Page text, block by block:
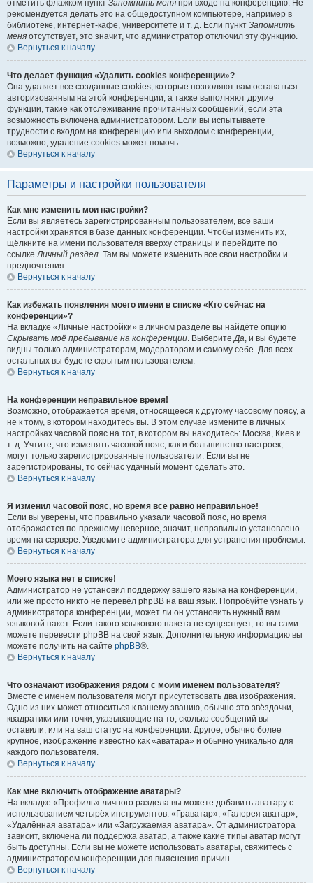
отметить флажком пункт Запомнить меня при входе на конференцию. Не
рекомендуется делать это на общедоступном компьютере, например в
библиотеке, интернет-кафе, университете и т. д. Если пункт Запомнить
меня отсутствует, это значит, что администратор отключил эту функцию.
Вернуться к началу
Что делает функция «Удалить cookies конференции»?
Она удаляет все созданные cookies, которые позволяют вам оставаться
авторизованным на этой конференции, а также выполняют другие
функции, такие как отслеживание прочитанных сообщений, если эта
возможность включена администратором. Если вы испытываете
трудности с входом на конференцию или выходом с конференции,
возможно, удаление cookies может помочь.
Вернуться к началу
Параметры и настройки пользователя
Как мне изменить мои настройки?
Если вы являетесь зарегистрированным пользователем, все ваши
настройки хранятся в базе данных конференции. Чтобы изменить их,
щёлкните на имени пользователя вверху страницы и перейдите по
ссылкеЛичный раздел. Там вы можете изменить все свои настройки и
предпочтения.
Вернуться к началу
Как избежать появления моего имени в списке «Кто сейчас на
конференции»?
На вкладке «Личные настройки» в личном разделе вы найдёте опцию
Скрывать моё пребывание на конференции. ВыберитеДа, и вы будете
видны только администраторам, модераторам и самому себе. Для всех
остальных вы будете скрытым пользователем.
Вернуться к началу
На конференции неправильное время!
Возможно, отображается время, относящееся к другому часовому поясу, а
не к тому, в котором находитесь вы. В этом случае измените в личных
настройках часовой пояс на тот, в котором вы находитесь: Москва, Киев и
т. д. Учтите, что изменять часовой пояс, как и большинство настроек,
могут только зарегистрированные пользователи. Если вы не
зарегистрированы, то сейчас удачный момент сделать это.
Вернуться к началу
Я изменил часовой пояс, но время всё равно неправильное!
Если вы уверены, что правильно указали часовой пояс, но время
отображается по-прежнему неверное, значит, неправильно установлено
время на сервере. Уведомите администратора для устранения проблемы.
Вернуться к началу
Моего языка нет в списке!
Администратор не установил поддержку вашего языка на конференции,
или же просто никто не перевёл phpBB на ваш язык. Попробуйте узнать у
администратора конференции, может ли он установить нужный вам
языковой пакет. Если такого языкового пакета не существует, то вы сами
можете перевести phpBB на свой язык. Дополнительную информацию вы
можете получить на сайте phpBB®.
Вернуться к началу
Что означают изображения рядом с моим именем пользователя?
Вместе с именем пользователя могут присутствовать два изображения.
Одно из них может относиться к вашему званию, обычно это звёздочки,
квадратики или точки, указывающие на то, сколько сообщений вы
оставили, или на ваш статус на конференции. Другое, обычно более
крупное, изображение известно как «аватара» и обычно уникально для
каждого пользователя.
Вернуться к началу
Как мне включить отображение аватары?
На вкладке «Профиль» личного раздела вы можете добавить аватару с
использованием четырёх инструментов: «Граватар», «Галерея аватар»,
«Удалённая аватара» или «Загружаемая аватара». От администратора
зависит, включена ли поддержка аватар, а также какие типы аватар могут
быть доступны. Если вы не можете использовать аватары, свяжитесь с
администратором конференции для выяснения причин.
Вернуться к началу